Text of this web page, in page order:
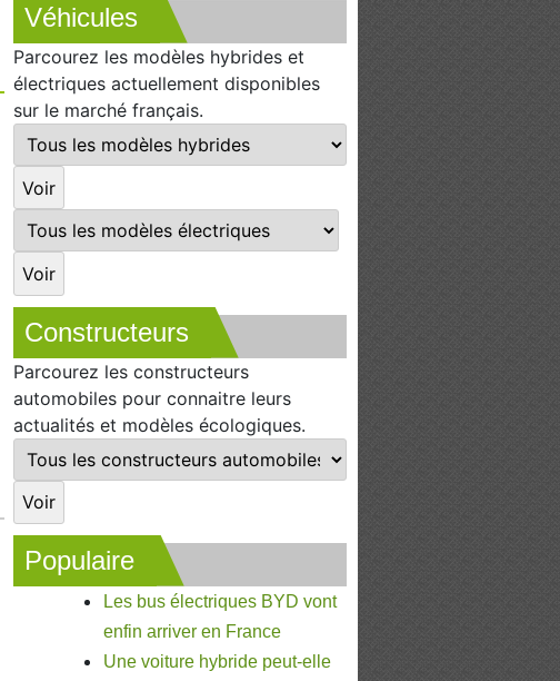
Véhicules
Parcourez les modèles hybrides et
électriques actuellement disponibles
sur le marché français.
Constructeurs
Parcourez les constructeurs
automobiles pour connaitre leurs
actualités et modèles écologiques.
Populaire
Les bus électriques BYD vont
enfin arriver en France
Une voiture hybride peut-elle